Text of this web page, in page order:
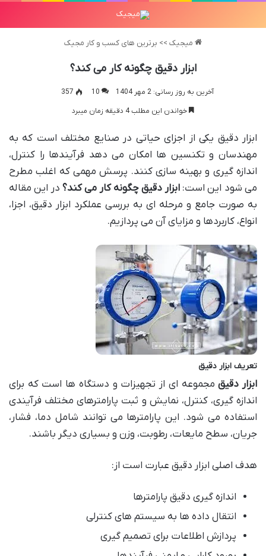
میجیک >> برترین های کسب و کار مجیک
ابزار دقیق چگونه کار می کند؟
آخرین به روز رسانی: 2 مهر 1404 10
357
خواندن این مطلب 4 دقیقه زمان میبرد
ابزار دقیق یکی از اجزای حیاتی در صنایع مختلف است که به
مهندسان و تکنسین ها امکان می دهد فرآیندها را کنترل،
اندازه گیری و بهینه سازی کنند. پرسش مهمی که اغلب مطرح
می شود این است:ابزار دقیق چگونه کار می کند؟ در این مقاله
به صورت جامع و مرحله ای به بررسی عملکرد ابزار دقیق، اجزا،
انواع، کاربردها و مزایای آن می پردازیم.
تعریف ابزار دقیق
ابزار دقیقمجموعه ای از تجهیزات و دستگاه ها است که برای
اندازه گیری، کنترل، نمایش و ثبت پارامترهای مختلف فرآیندی
استفاده می شود. این پارامترها می توانند شامل دما، فشار،
جریان، سطح مایعات، رطوبت، وزن و بسیاری دیگر باشند.
هدف اصلی ابزار دقیق عبارت است از:
اندازه گیری دقیق پارامترها
انتقال داده ها به سیستم های کنترلی
پردازش اطلاعات برای تصمیم گیری